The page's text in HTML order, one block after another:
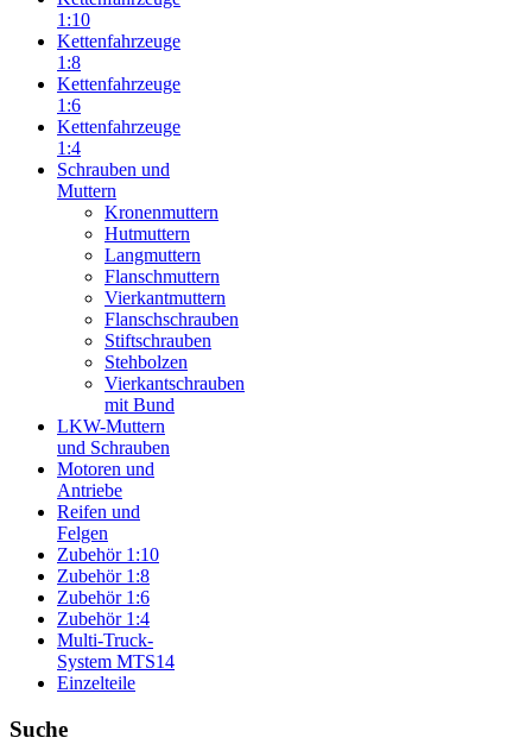
1:10
Kettenfahrzeuge
1:8
Kettenfahrzeuge
1:6
Kettenfahrzeuge
1:4
Schrauben und
Muttern
Kronenmuttern
Hutmuttern
Langmuttern
Flanschmuttern
Vierkantmuttern
Flanschschrauben
Stiftschrauben
Stehbolzen
Vierkantschrauben
mit Bund
LKW-Muttern
und Schrauben
Motoren und
Antriebe
Reifen und
Felgen
Zubehör 1:10
Zubehör 1:8
Zubehör 1:6
Zubehör 1:4
Multi-Truck-
System MTS14
Einzelteile
Suche